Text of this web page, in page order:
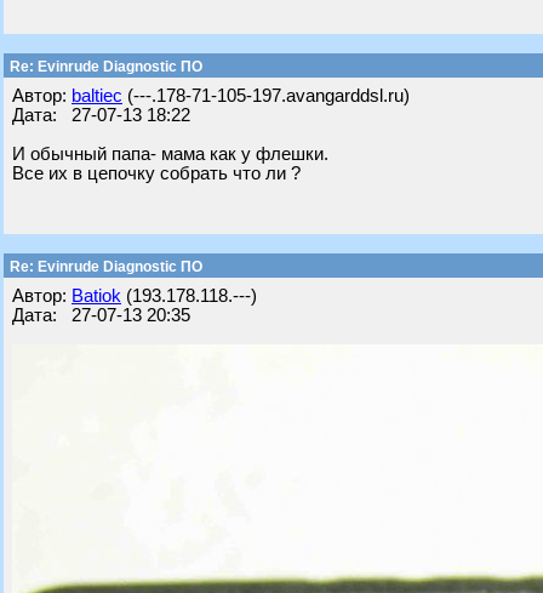
Re: Evinrude Diagnostic ПО
Автор: baltiec (---.178-71-105-197.avangarddsl.ru)
Дата: 27-07-13 18:22
И обычный папа- мама как у флешки.
Все их в цепочку собрать что ли ?
Re: Evinrude Diagnostic ПО
Автор: Batiok (193.178.118.---)
Дата: 27-07-13 20:35